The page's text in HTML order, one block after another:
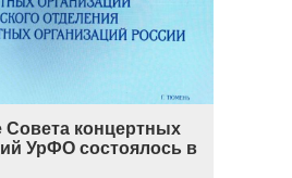
Совета концертных
УрФО состоялось в